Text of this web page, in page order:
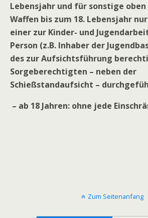
Lebensjahr und für sonstige
Waffen bis zum 18. Lebensjahr
einer zur Kinder- und
Person (z.B. Inhaber der
des zur Aufsichtsführung
Sorgeberechtigten – neben der
Schießstandaufsicht –
– ab 18 Jahren: ohne jede
Zum Seitenanfang